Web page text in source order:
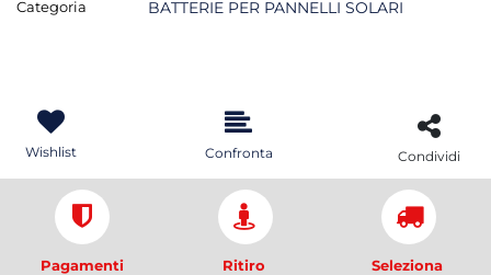
Categoria BATTERIE PER PANNELLI SOLARI
Wishlist Confronta Condividi
Pagamenti
Ritiro
Seleziona